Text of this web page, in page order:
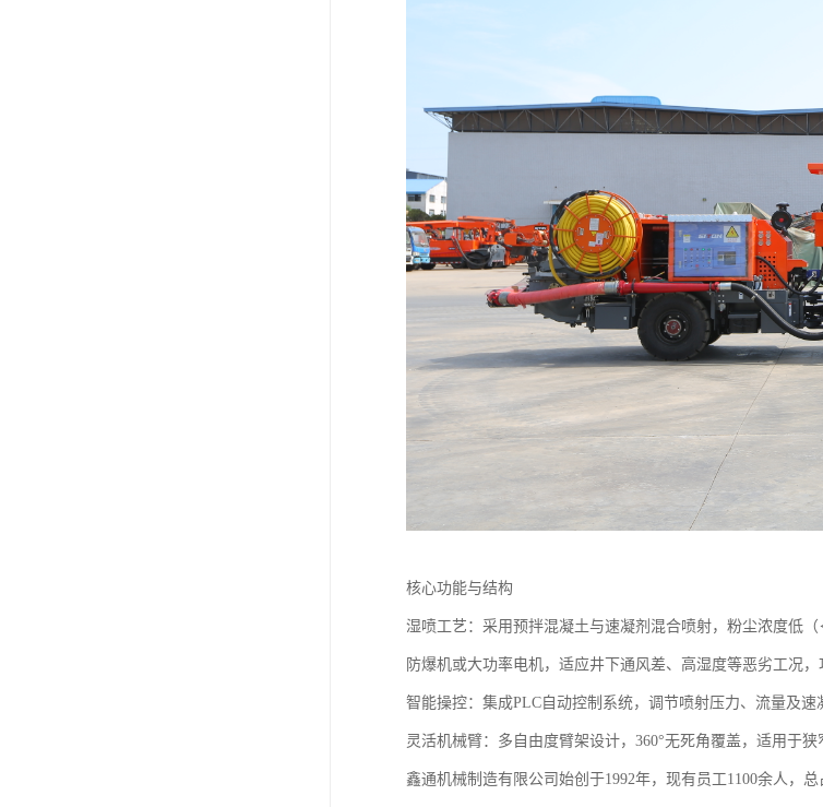
核心功能与结构
湿喷工艺：采用预拌混凝土与速凝剂混合喷射，粉尘浓度低
防爆机或大功率电机，适应井下通风差、高湿度等恶劣工况，
智能操控：集成PLC自动控制系统，调节喷射压力、流量及速
灵活机械臂：多自由度臂架设计，360°无死角覆盖，适用于狭
鑫通机械制造有限公司始创于1992年，现有员工1100余人，